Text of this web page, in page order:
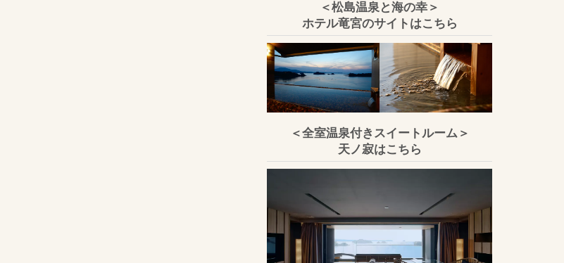
＜松島温泉と海の幸＞
ホテル竜宮のサイトはこちら
＜全室温泉付きスイートルーム＞
天ノ寂はこちら